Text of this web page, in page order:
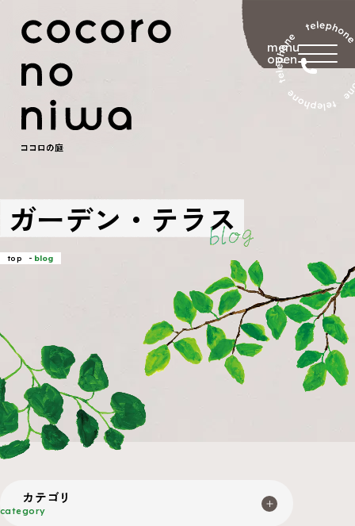
menu
ガーデン・テラス
top blog
category